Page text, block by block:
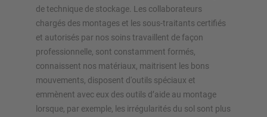
de technique de stockage. Les collaborateurs
chargés des montages et les sous-traitants certifiés
et autorisés par nos soins travaillent de façon
professionnelle, sont constamment formés,
connaissent nos matériaux, maitrisent les bons
mouvements, disposent d'outils spéciaux et
emmènent avec eux des outils d’aide au montage
lorsque, par exemple, les irrégularités du sol sont plus